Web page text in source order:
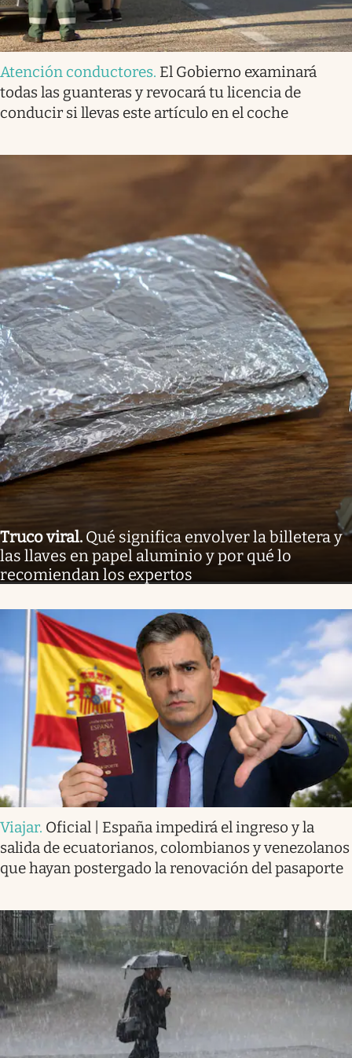
Atención conductores. El Gobierno examinará
todas las guanteras y revocará tu licencia de
conducir si llevas este artículo en el coche
Truco viral. Qué significa envolver la billetera y
las llaves en papel aluminio y por qué lo
recomiendan los expertos
Viajar. Oficial | España impedirá el ingreso y la
salida de ecuatorianos, colombianos y venezolanos
que hayan postergado la renovación del pasaporte